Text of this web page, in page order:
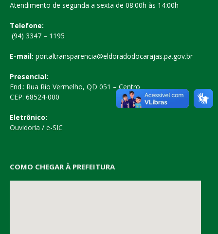
Atendimento de segunda a sexta de 08:00h às 14:00h
Telefone:
(94) 3347 – 1195
E-mail: portaltransparencia@eldoradodocarajas.pa.gov.br
Presencial:
End.: Rua Rio Vermelho, QD 051 – Centro
CEP: 68524-000
Eletrônico:
Ouvidoria / e-SIC
COMO CHEGAR À PREFEITURA